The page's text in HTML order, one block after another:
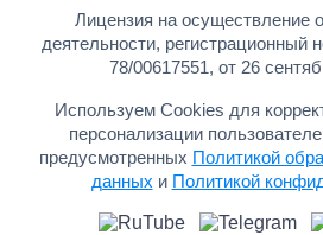
Лицензия на осуществление
деятельности,
78/00617551, от 26
Используем Cookies для
персонализации
предусмотренных Политикой
данных и Политикой